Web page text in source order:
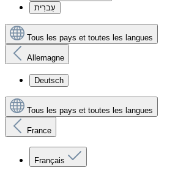
עִברִית
Tous les pays et toutes les langues
Allemagne
Deutsch
Tous les pays et toutes les langues
France
Français